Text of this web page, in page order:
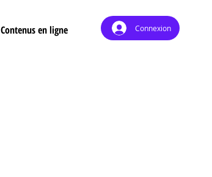
Contenus en ligne Connexion